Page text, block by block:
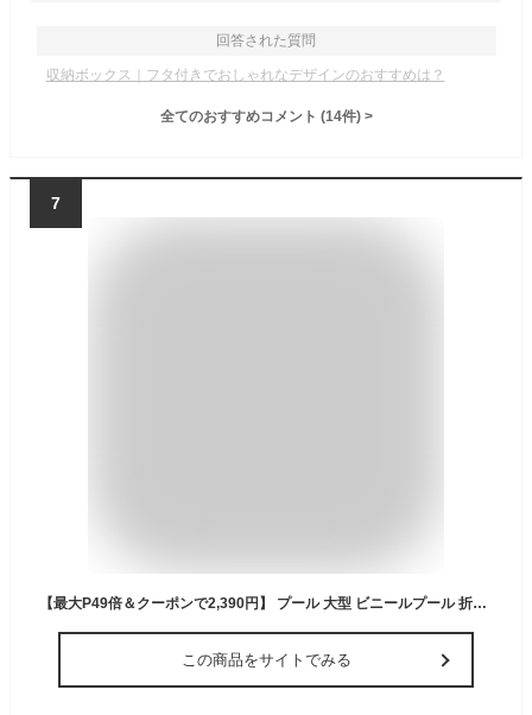
回答された質問
収納ボックス｜フタ付きでおしゃれなデザインのおすすめは？
全てのおすすめコメント (14件) >
7
【最大P49倍＆クーポンで2,390円】 プール 大型 ビニールプール 折りたたみ 水遊び 150〜260cm 1〜5人用 修理パッチ付 空気入れ付 大型プール ジャンボプール ガーデンプール ファミリープール 子供用 家庭用 屋外用 長方形 キッズ 大人 送料無料
この商品をサイトでみる